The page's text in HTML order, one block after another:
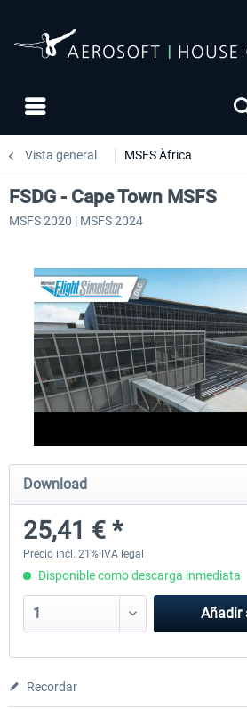
Vista general MSFS Àfrica
FSDG - Mauritius MSFS
30,25 € *
FSDG - Cape Town MSFS
MSFS 2020 | MSFS 2024
Download
25,41 € *
Precio incl. 21% IVA legal
Disponible como descarga inmediata
Añadir
Recordar